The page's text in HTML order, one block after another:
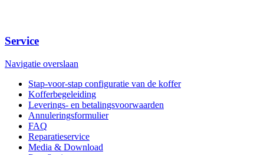
Service
Navigatie overslaan
Stap-voor-stap configuratie van de koffer
Kofferbegeleiding
Leverings- en betalingsvoorwaarden
Annuleringsformulier
FAQ
Reparatieservice
Media & Download